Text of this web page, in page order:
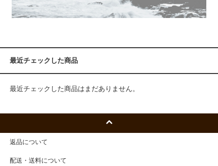
最近チェックした商品
最近チェックした商品はまだありません。
返品について
配送・送料について